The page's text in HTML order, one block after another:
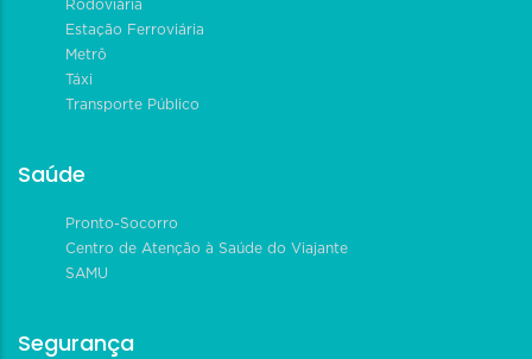
Rodoviária
Estação Ferroviária
Metrô
Táxi
Transporte Público
Saúde
Pronto-Socorro
Centro de Atenção à Saúde do Viajante
SAMU
Segurança